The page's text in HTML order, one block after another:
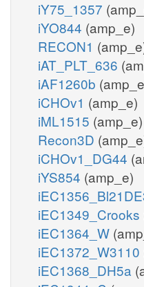
iY75_1357
iYO844 (amp_e)
RECON1
iAT_PLT_636
iAF1260b
iCHOv1 (amp_e)
iML1515 (amp_e)
Recon3D
iCHOv1_DG44
iYS854 (amp_e)
iEC1349_Crooks
iEC1364_W
iEC1372_W3110
iEC1368_DH5a